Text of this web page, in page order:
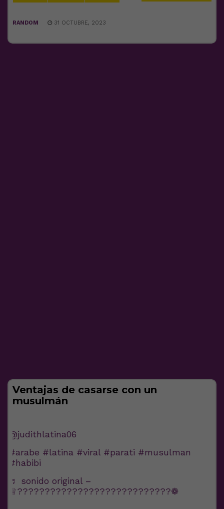
RANDOM 31 OCTUBRE, 2023
Ventajas de casarse con un
musulmán
@judithlatina06
#arabe #latina #viral #parati #musulman
#habibi
♬ sonido original –
♕????????????????????????????❁